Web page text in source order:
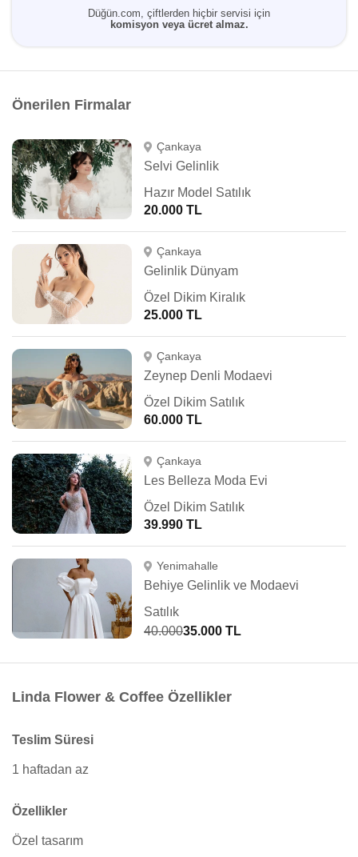
Düğün.com, çiftlerden hiçbir servisi için
komisyon veya ücret almaz.
Önerilen Firmalar
Çankaya
Selvi Gelinlik
Hazır Model Satılık
20.000 TL
Çankaya
Gelinlik Dünyam
Özel Dikim Kiralık
25.000 TL
Çankaya
Zeynep Denli Modaevi
Özel Dikim Satılık
60.000 TL
Çankaya
Les Belleza Moda Evi
Özel Dikim Satılık
39.990 TL
Yenimahalle
Behiye Gelinlik ve Modaevi
Satılık
40.00035.000 TL
Linda Flower & Coffee Özellikler
Teslim Süresi
1 haftadan az
Özellikler
Özel tasarım